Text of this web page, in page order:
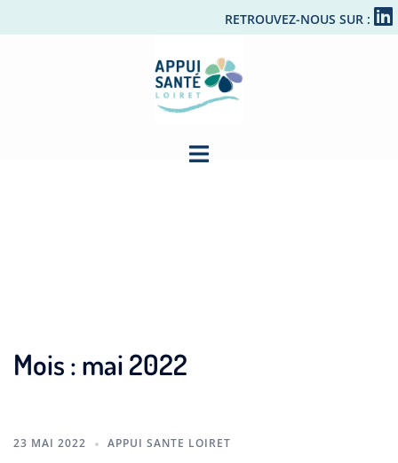
RETROUVEZ-NOUS SUR :
Mois :mai 2022
23 MAI 2022 APPUI SANTE LOIRET